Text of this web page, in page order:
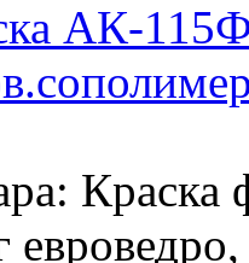
АК-